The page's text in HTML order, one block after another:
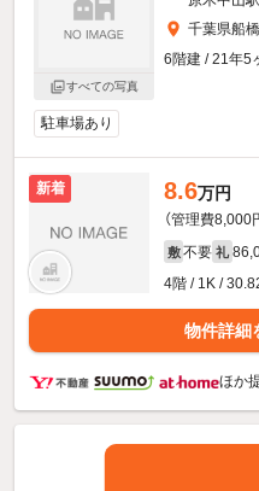
すべての写真
千葉県船
6階建 / 21年5
駐車場あり
新着 8.6万円
（管理費8,000
敷 不要 礼
4階 / 1K /
物件詳細
ほか